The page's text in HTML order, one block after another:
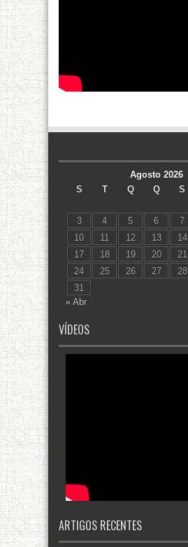
Agosto 2026
S
T Q Q S
3
4 5 6 7
10
11 12 13 14
17
18 19 20 21
24
25 26 27 28
31
« Abr
VÍDEOS
ARTIGOS RECENTES